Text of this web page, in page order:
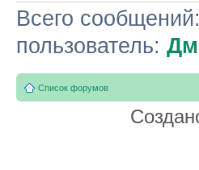
Всего сообщений:
пользователь:
Список форумов